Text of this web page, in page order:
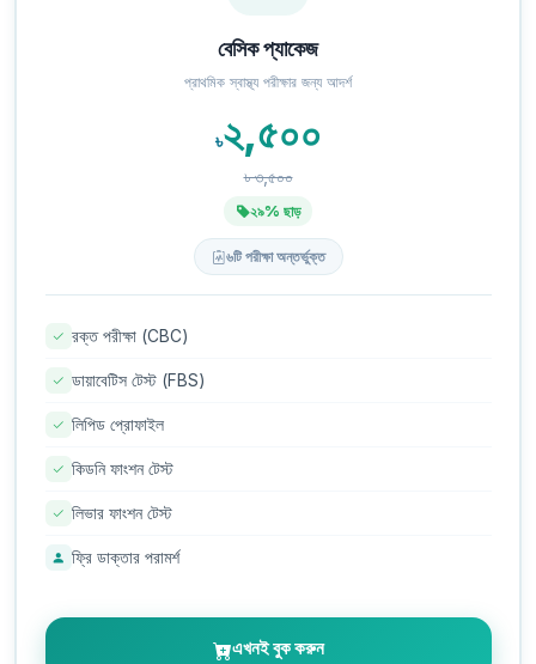
বেসিক প্যাকেজ
প্রাথমিক স্বাস্থ্য পরীক্ষার জন্য আদর্শ
৳২,৫০০
৳ ৩,৫০০
২৯% ছাড়
৬টি পরীক্ষা অন্তর্ভুক্ত
রক্ত পরীক্ষা (CBC)
ডায়াবেটিস টেস্ট (FBS)
লিপিড প্রোফাইল
কিডনি ফাংশন টেস্ট
লিভার ফাংশন টেস্ট
ফ্রি ডাক্তার পরামর্শ
এখনই বুক করুন